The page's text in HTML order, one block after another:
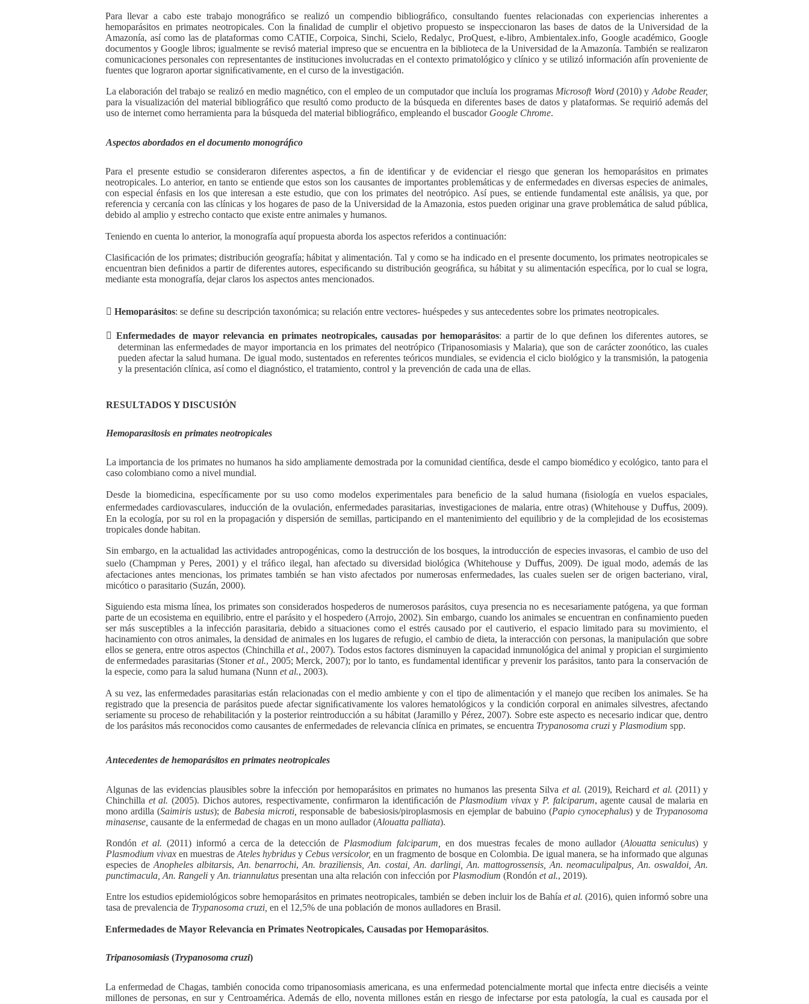
Para llevar a cabo este trabajo monográﬁco se realizó un compendio bibliográﬁco, consultando fuentes relacionadas con experiencias inherentes a
hemoparásitos en primates neotropicales. Con la ﬁnalidad de cumplir el objetivo propuesto se inspeccionaron las bases de datos de la Universidad de la
Amazonía, así como las de plataformas como CATIE, Corpoica, Sinchi, Scielo, Redalyc, ProQuest, e-libro, Ambientalex.info, Google académico, Google
documentos y Google libros; igualmente se revisó material impreso que se encuentra en la biblioteca de la Universidad de la Amazonía. También se realizaron
comunicaciones personales con representantes de instituciones involucradas en el contexto primatológico y clínico y se utilizó información afín proveniente de
fuentes que lograron aportar signiﬁcativamente, en el curso de la investigación.
La elaboración del trabajo se realizó en medio magnético, con el empleo de un computador que incluía los programas Microsoft Word(2010) y Adobe Reader,
para la visualización del material bibliográﬁco que resultó como producto de la búsqueda en diferentes bases de datos y plataformas. Se requirió además del
uso de internet como herramienta para la búsqueda del material bibliográﬁco, empleando el buscador Google Chrome.
Aspectos abordados en el documento monográﬁco
Para el presente estudio se consideraron diferentes aspectos, a ﬁn de identiﬁcar y de evidenciar el riesgo que generan los hemoparásitos en primates
neotropicales. Lo anterior, en tanto se entiende que estos son los causantes de importantes problemáticas y de enfermedades en diversas especies de animales,
con especial énfasis en los que interesan a este estudio, que con los primates del neotrópico. Así pues, se entiende fundamental este análisis, ya que, por
referencia y cercanía con las clínicas y los hogares de paso de la Universidad de la Amazonia, estos pueden originar una grave problemática de salud pública,
debido al amplio y estrecho contacto que existe entre animales y humanos.
Teniendo en cuenta lo anterior, la monografía aquí propuesta aborda los aspectos referidos a continuación:
Clasiﬁcación de los primates; distribución geografía; hábitat y alimentación. Tal y como se ha indicado en el presente documento, los primates neotropicales se
encuentran bien deﬁnidos a partir de diferentes autores, especiﬁcando su distribución geográﬁca, su hábitat y su alimentación especíﬁca, por lo cual se logra,
mediante esta monografía, dejar claros los aspectos antes mencionados.
Hemoparásitos: se deﬁne su descripción taxonómica; su relación entre vectores- huéspedes y sus antecedentes sobre los primates neotropicales.
Enfermedades de mayor relevancia en primates neotropicales, causadas por hemoparásitos: a partir de lo que deﬁnen los diferentes autores, se
determinan las enfermedades de mayor importancia en los primates del neotrópico (Tripanosomiasis y Malaria), que son de carácter zoonótico, las cuales
pueden afectar la salud humana. De igual modo, sustentados en referentes teóricos mundiales, se evidencia el ciclo biológico y la transmisión, la patogenia
y la presentación clínica, así como el diagnóstico, el tratamiento, control y la prevención de cada una de ellas.
RESULTADOS Y DISCUSIÓN
Hemoparasitosis en primates neotropicales
La importancia de los primates no humanos ha sido ampliamente demostrada por la comunidad cientíﬁca, desde el campo biomédico y ecológico, tanto para el
caso colombiano como a nivel mundial.
Desde la biomedicina, especíﬁcamente por su uso como modelos experimentales para beneﬁcio de la salud humana (ﬁsiología en vuelos espaciales,
enfermedades cardiovasculares, inducción de la ovulación, enfermedades parasitarias, investigaciones de malaria, entre otras) (Whitehouse y Duﬀus, 2009).
En la ecología, por su rol en la propagación y dispersión de semillas, participando en el mantenimiento del equilibrio y de la complejidad de los ecosistemas
tropicales donde habitan.
Sin embargo, en la actualidad las actividades antropogénicas, como la destrucción de los bosques, la introducción de especies invasoras, el cambio de uso del
suelo (Champman y Peres, 2001) y el tráﬁco ilegal, han afectado su diversidad biológica (Whitehouse y Duﬀus, 2009). De igual modo, además de las
afectaciones antes mencionas, los primates también se han visto afectados por numerosas enfermedades, las cuales suelen ser de origen bacteriano, viral,
micótico o parasitario (Suzán, 2000).
Siguiendo esta misma línea, los primates son considerados hospederos de numerosos parásitos, cuya presencia no es necesariamente patógena, ya que forman
parte de un ecosistema en equilibrio, entre el parásito y el hospedero (Arrojo, 2002). Sin embargo, cuando los animales se encuentran en conﬁnamiento pueden
ser más susceptibles a la infección parasitaria, debido a situaciones como el estrés causado por el cautiverio, el espacio limitado para su movimiento, el
hacinamiento con otros animales, la densidad de animales en los lugares de refugio, el cambio de dieta, la interacción con personas, la manipulación que sobre
ellos se genera, entre otros aspectos (Chinchilla et al., 2007). Todos estos factores disminuyen la capacidad inmunológica del animal y propician el surgimiento
de enfermedades parasitarias (Stoner et al., 2005; Merck, 2007); por lo tanto, es fundamental identiﬁcar y prevenir los parásitos, tanto para la conservación de
la especie, como para la salud humana (Nunn et al., 2003).
A su vez, las enfermedades parasitarias están relacionadas con el medio ambiente y con el tipo de alimentación y el manejo que reciben los animales. Se ha
registrado que la presencia de parásitos puede afectar signiﬁcativamente los valores hematológicos y la condición corporal en animales silvestres, afectando
seriamente su proceso de rehabilitación y la posterior reintroducción a su hábitat (Jaramillo y Pérez, 2007). Sobre este aspecto es necesario indicar que, dentro
de los parásitos más reconocidos como causantes de enfermedades de relevancia clínica en primates, se encuentra Trypanosoma cruzi y Plasmodium spp.
Antecedentes de hemoparásitos en primates neotropicales
Algunas de las evidencias plausibles sobre la infección por hemoparásitos en primates no humanos las presenta Silva et al. (2019), Reichardet al. (2011) y
Chinchilla et al. (2005). Dichos autores, respectivamente, conﬁrmaron la identiﬁcación de Plasmodium vivaxy P. falciparum, agente causal de malaria en
mono ardilla (Saimiris ustus); de Babesia microti,responsable de babesiosis/piroplasmosis en ejemplar de babuino (Papio cynocephalus) y de Trypanosoma
minasense, causante de la enfermedad de chagas en un mono aullador (Alouatta palliata).
Rondón et al.(2011) informó a cerca de la detección de Plasmodium falciparum, en dos muestras fecales de mono aullador (Alouatta seniculus) y
Plasmodium vivax en muestras de Ateles hybridus y Cebus versicolor, en un fragmento de bosque en Colombia. De igual manera, se ha informado que algunas
especies deAnopheles albitarsis,An. benarrochi,An. braziliensis, An. costai, An. darlingi, An. mattogrossensis, An. neomaculipalpus, An. oswaldoi, An.
punctimacula, An. Rangeli y An. triannulatus presentan una alta relación con infección por Plasmodium (Rondón et al., 2019).
Entre los estudios epidemiológicos sobre hemoparásitos en primates neotropicales, también se deben incluir los de Bahía et al. (2016), quien informó sobre una
tasa de prevalencia de Trypanosoma cruzi, en el 12,5% de una población de monos aulladores en Brasil.
Enfermedades de Mayor Relevancia en Primates Neotropicales, Causadas por Hemoparásitos.
Tripanosomiasis (Trypanosoma cruzi)
La enfermedad de Chagas, también conocida como tripanosomiasis americana, es una enfermedad potencialmente mortal que infecta entre dieciséis a veinte
millones de personas, en sur y Centroamérica. Además de ello, noventa millones están en riesgo de infectarse por esta patología, la cual es causada por el